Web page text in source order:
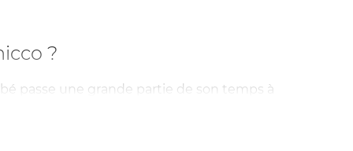
?
passe une grande partie de son temps à
qui lui rappelle le ventre de sa maman.